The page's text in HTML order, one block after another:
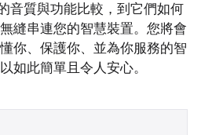
音質與功能比較，到它們如何
縫串連您的智慧裝置。您將會
你、保護你、並為你服務的智
如此簡單且令人安心。